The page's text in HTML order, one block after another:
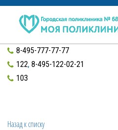
8-495-777-77-77
122, 8-495-122-02-21
103
Назад к списку